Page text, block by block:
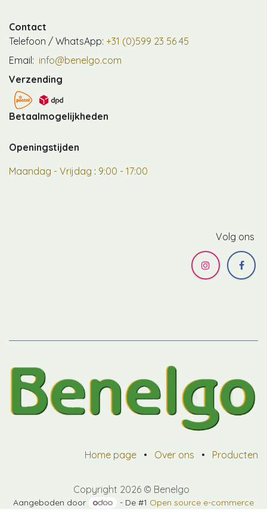
Contact
Telefoon / WhatsApp: +31 (0)599 23 56 45
Email: info@benelgo.com
Verzending
Betaalmogelijkheden
Openingstijden
Maandag - Vrijdag : 9:00 - 17:00
Volg ons
Home page • Over ons • Producten
Copyright 2026 © Benelgo
Aangeboden door - De #1 Open source e-commerce